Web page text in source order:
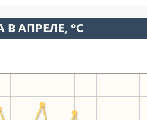
АПРЕЛЕ, °C